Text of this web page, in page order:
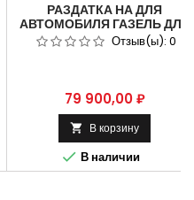
РАЗДАТКА НА ДЛЯ
АВТОМОБИЛЯ ГАЗЕЛЬ ДЛЯ
АВТОМОБИЛЯ ГАЗ 33027
АРТИКУЛ 33027-1800013
Отзыв(ы): 0
Цена
79 900,00 ₽
 В корзину
 В наличии